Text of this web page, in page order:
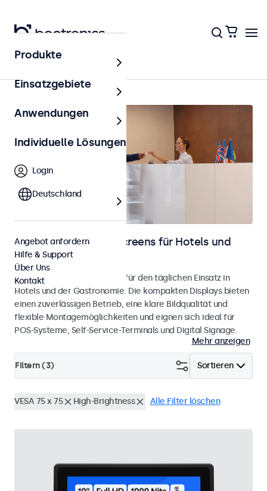
Startseite
Monitore und Touchscreens für Hotels und
Gastronomie
Monitore und Touchscreens für den täglichen Einsatz in
Hotels und der Gastronomie. Die kompakten Displays bieten
einen zuverlässigen Betrieb, eine klare Bildqualität und
flexible Montagemöglichkeiten und eignen sich ideal für
POS-Systeme, Self-Service-Terminals und Digital Signage.
Mehr anzeigen
Sortieren
Filtern (3)
VESA 75 x 75 High-Brightness Alle Filter löschen
Produkte
Einsatzgebiete
Anwendungen
Individuelle Lösungen
Login
Deutschland
Angebot anfordern
Hilfe & Support
Über Uns
Kontakt